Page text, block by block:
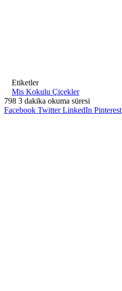
Etiketler
Mis Kokulu Çiçekler
798 3 dakika okuma süresi
Facebook Twitter LinkedIn Pinterest